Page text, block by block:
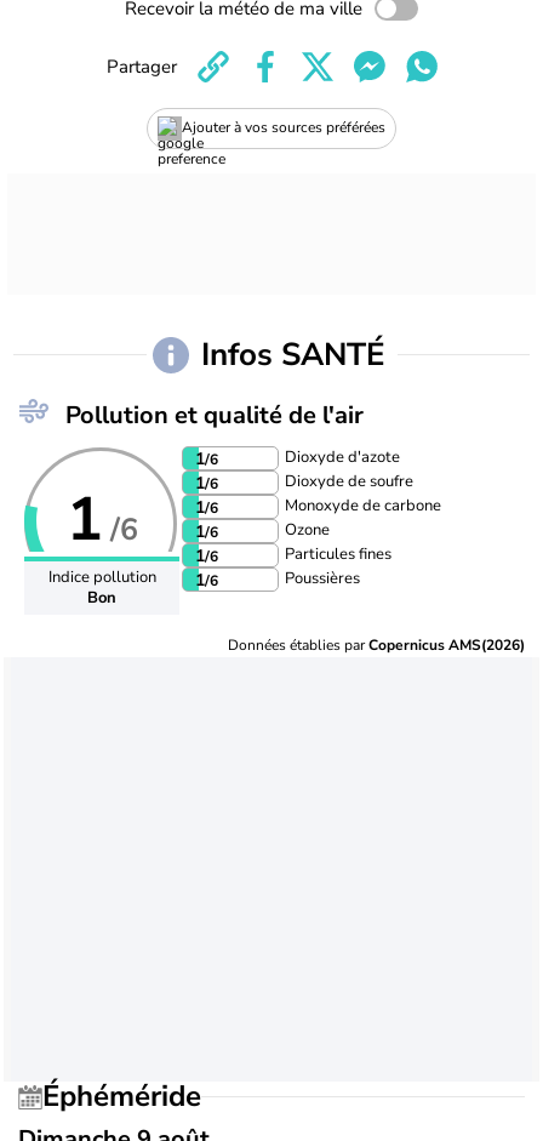
Recevoir la météo de ma ville
Ajouter à vos sources préférées
Partager
Infos SANTÉ
Pollution et qualité de l'air
1 /6
Indice pollution
Bon
1/6 Dioxyde d'azote
1/6 Dioxyde de soufre
1/6 Monoxyde de carbone
1/6 Ozone
1/6 Particules fines
1/6 Poussières
Données établies parCopernicus AMS(2026)
Éphéméride